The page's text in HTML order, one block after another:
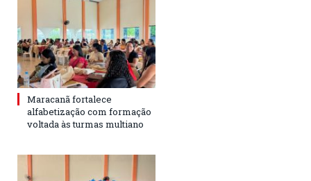
Maracanã fortalece
alfabetização com formação
voltada às turmas multiano